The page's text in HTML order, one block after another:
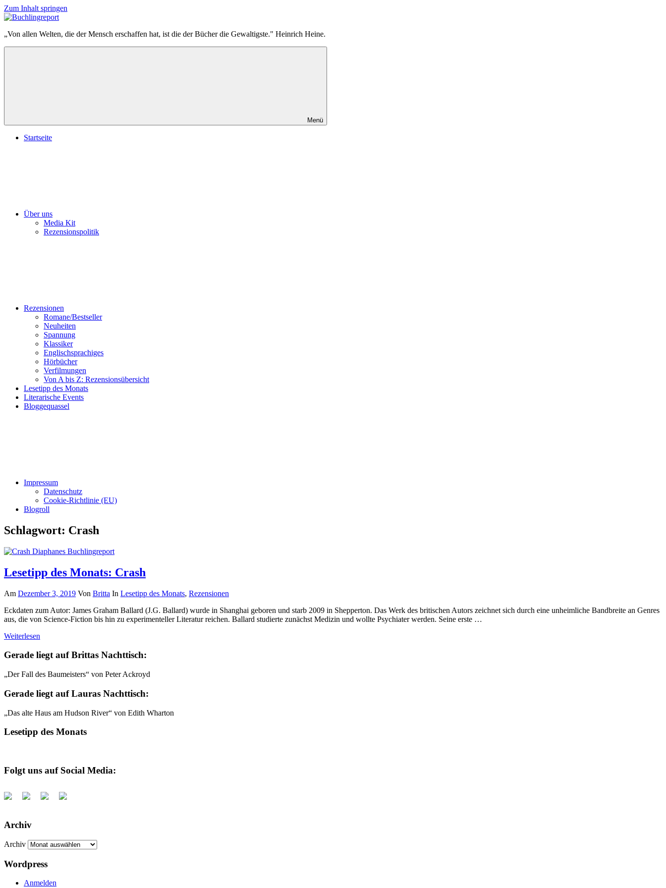
Zum Inhalt springen
Buchlingreport
„Von allen Welten, die der Mensch erschaffen hat, ist die der Bücher die Gewaltigste." Heinrich Heine.
Menü
Startseite
Über uns
Media Kit
Rezensionspolitik
Rezensionen
Romane/Bestseller
Neuheiten
Spannung
Klassiker
Englischsprachiges
Hörbücher
Verfilmungen
Von A bis Z: Rezensionsübersicht
Lesetipp des Monats
Literarische Events
Bloggequassel
Impressum
Datenschutz
Cookie-Richtlinie (EU)
Blogroll
Schlagwort: Crash
Lesetipp des Monats: Crash
Am Dezember 3, 2019 Von Britta In Lesetipp des Monats, Rezensionen
Eckdaten zum Autor: James Graham Ballard (J.G. Ballard) wurde in Shanghai geboren und starb 2009 in Shepperton. Das Werk des britischen Autors zeichnet sich durch eine unheimliche Bandbreite an Genres
aus, die von Science-Fiction bis hin zu experimenteller Literatur reichen. Ballard studierte zunächst Medizin und wollte Psychiater werden. Seine erste …
Weiterlesen
Gerade liegt auf Brittas Nachttisch:
„Der Fall des Baumeisters“ von Peter Ackroyd
Gerade liegt auf Lauras Nachttisch:
„Das alte Haus am Hudson River“ von Edith Wharton
Lesetipp des Monats
Folgt uns auf Social Media:
Archiv
Archiv
Wordpress
Anmelden